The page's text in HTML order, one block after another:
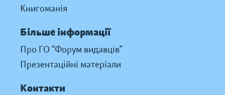
Книгоманія
Більше інформації
Про ГО “Форум видавців”
Презентаційні матеріали
Контакти